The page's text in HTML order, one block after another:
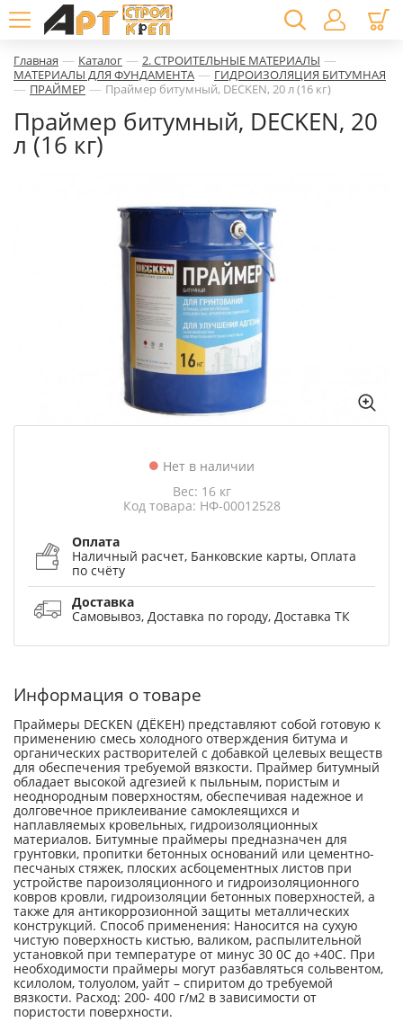
Главная — Каталог — 2. СТРОИТЕЛЬНЫЕ МАТЕРИАЛЫ —
МАТЕРИАЛЫ ДЛЯ ФУНДАМЕНТА — ГИДРОИЗОЛЯЦИЯ БИТУМНАЯ
— ПРАЙМЕР — Праймер битумный, DECKEN, 20 л (16 кг)
Праймер битумный, DECKEN, 20
л (16 кг)
Нет в наличии
Вес: 16 кг
Код товара: НФ-00012528
Оплата
Наличный расчет, Банковские карты, Оплата
по счёту
Доставка
Самовывоз, Доставка по городу, Доставка ТК
Информация о товаре
Праймеры DECKEN (ДЁКЕН) представляют собой готовую к
применению смесь холодного отверждения битума и
органических растворителей с добавкой целевых веществ
для обеспечения требуемой вязкости. Праймер битумный
обладает высокой адгезией к пыльным, пористым и
неоднородным поверхностям, обеспечивая надежное и
долговечное приклеивание самоклеящихся и
наплавляемых кровельных, гидроизоляционных
материалов. Битумные праймеры предназначен для
грунтовки, пропитки бетонных оснований или цементно-
песчаных стяжек, плоских асбоцементных листов при
устройстве пароизоляционного и гидроизоляционного
ковров кровли, гидроизоляции бетонных поверхностей, а
также для антикоррозионной защиты металлических
конструкций. Способ применения: Наносится на сухую
чистую поверхность кистью, валиком, распылительной
установкой при температуре от минус 30 0С до +40С. При
необходимости праймеры могут разбавляться сольвентом,
ксилолом, толуолом, уайт – спиритом до требуемой
вязкости. Расход: 200- 400 г/м2 в зависимости от
пористости поверхности.